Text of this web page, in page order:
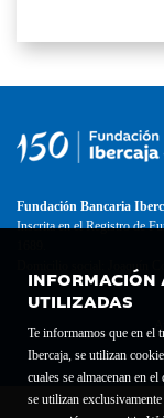
INFORMACIÓN
UTILIZADAS
Te informamos que en el
Ibercaja, se utilizan
cuales se almacenan en
se utilizan
Fundación Bancaria
Inscrita en el Registro de